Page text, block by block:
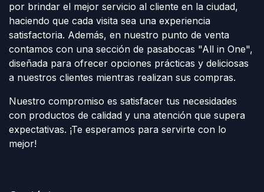
por brindar el mejor servicio al cliente en la ciudad,
haciendo que cada visita sea una experiencia
satisfactoria. Además, en nuestro punto de venta
contamos con una sección de pasabocas "All in One",
diseñada para ofrecer opciones prácticas y deliciosas
a nuestros clientes mientras realizan sus compras.
Nuestro compromiso es satisfacer tus necesidades
con productos de calidad y una atención que supera
expectativas. ¡Te esperamos para servirte con lo
mejor!